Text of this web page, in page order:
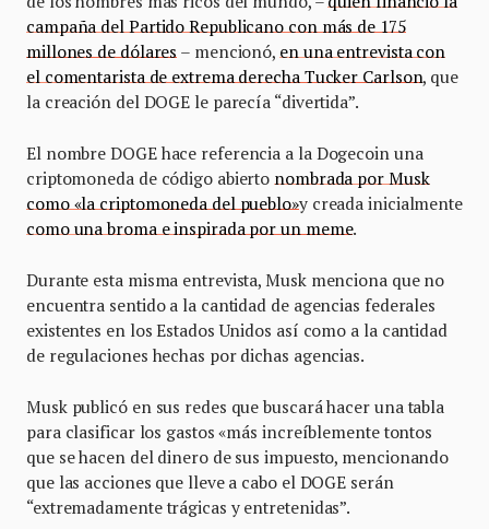
campaña del Partido Republicano con más de 175
millones de dólares – mencionó, en una entrevista con
el comentarista de extrema derecha Tucker Carlson, que
la creación del DOGE le parecía “divertida”.
El nombre DOGE hace referencia a la Dogecoin una
criptomoneda de código abierto nombrada por Musk
como «la criptomoneda del pueblo»y creada inicialmente
como una broma e inspirada por un meme.
Durante esta misma entrevista, Musk menciona que no
encuentra sentido a la cantidad de agencias federales
existentes en los Estados Unidos así como a la cantidad
de regulaciones hechas por dichas agencias.
Musk publicó en sus redes que buscará hacer una tabla
para clasificar los gastos «más increíblemente tontos
que se hacen del dinero de sus impuesto, mencionando
que las acciones que lleve a cabo el DOGE serán
“extremadamente trágicas y entretenidas”.